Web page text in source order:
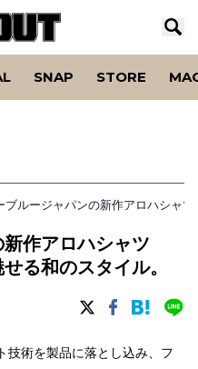
SNAP STORE
ブルージャパンの新作アロハシャ
作アロハシャツ
る和のスタイル。
技術を製品に落とし込み、フ